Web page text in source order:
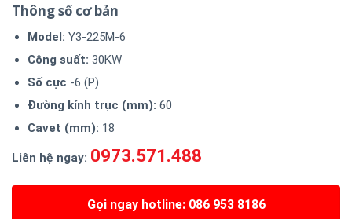
Thông số cơ bản
Model: Y3-225M-6
Công suất: 30KW
Số cực -6 (P)
Đường kính trục (mm): 60
Cavet (mm): 18
Liên hệ ngay: 0973.571.488
Gọi ngay hotline: 086 953 8186